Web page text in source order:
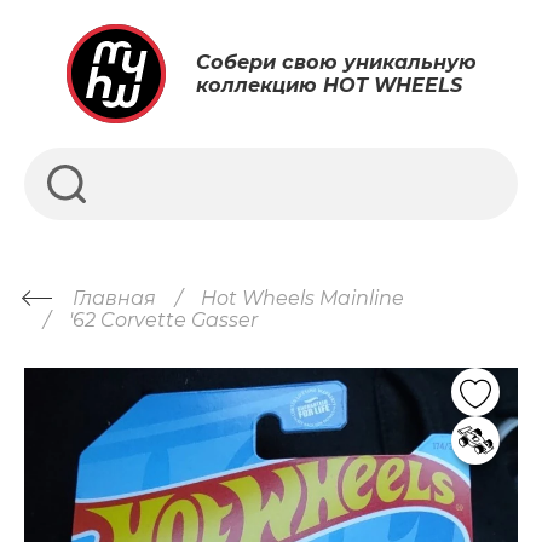
Собери свою уникальную
коллекцию HOT WHEELS
Главная
Hot Wheels Mainline
'62 Corvette Gasser